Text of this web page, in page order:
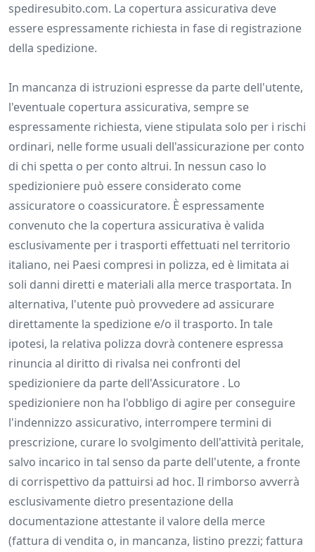
spediresubito.com. La copertura assicurativa deve
essere espressamente richiesta in fase di registrazione
della spedizione.
In mancanza di istruzioni espresse da parte dell'utente,
l'eventuale copertura assicurativa, sempre se
espressamente richiesta, viene stipulata solo per i rischi
ordinari, nelle forme usuali dell'assicurazione per conto
di chi spetta o per conto altrui. In nessun caso lo
spedizioniere può essere considerato come
assicuratore o coassicuratore. È espressamente
convenuto che la copertura assicurativa è valida
esclusivamente per i trasporti effettuati nel territorio
italiano, nei Paesi compresi in polizza, ed è limitata ai
soli danni diretti e materiali alla merce trasportata. In
alternativa, l'utente può provvedere ad assicurare
direttamente la spedizione e/o il trasporto. In tale
ipotesi, la relativa polizza dovrà contenere espressa
rinuncia al diritto di rivalsa nei confronti del
spedizioniere da parte dell'Assicuratore . Lo
spedizioniere non ha l'obbligo di agire per conseguire
l'indennizzo assicurativo, interrompere termini di
prescrizione, curare lo svolgimento dell'attività peritale,
salvo incarico in tal senso da parte dell'utente, a fronte
di corrispettivo da pattuirsi ad hoc. Il rimborso avverrà
esclusivamente dietro presentazione della
documentazione attestante il valore della merce
(fattura di vendita o, in mancanza, listino prezzi; fattura